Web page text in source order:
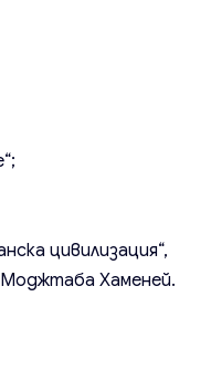
цивилизация“,
Хаменей.